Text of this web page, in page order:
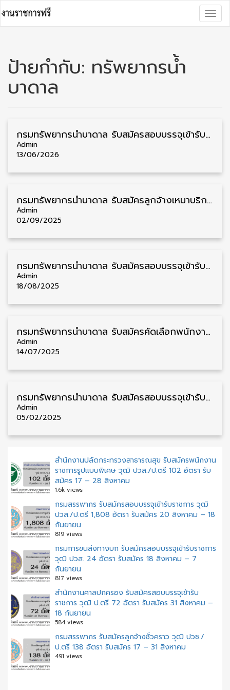
to
content
ป้ายกำกับ: ทรัพยากรน้ำ
บาดาล
กรมทรัพยากรน้ำบาดาล รับสมัครสอบบรรจุเข้ารับราชการ วุฒิ ปวส./ป.ตรี 12 อัตรา รับสมัคร 17 มิถุนายน – 7 กรกฎาคม
Admin
13/06/2026
กรมทรัพยากรน้ำบาดาล รับสมัครลูกจ้างเหมาบริการ วุฒิ ม.6/ปวท./ปวส./ป.ตรี 6 อัตรา รับสมัครตั้งแต่บัดนี้ – 8 กันยายน
Admin
02/09/2025
กรมทรัพยากรน้ำบาดาล รับสมัครสอบบรรจุเข้ารับราชการ วุฒิ ปวส./ป.ตรี 7 อัตรา รับสมัคร 23 สิงหาคม – 13 กันยายน
Admin
18/08/2025
กรมทรัพยากรน้ำบาดาล รับสมัครคัดเลือกพนักงานราชการ วุฒิ ม.6/ปวช./ปวส./ป.ตรี หลายจังหวัด 29 อัตรา รับสมัคร 19 – 29 กรกฎาคม
Admin
14/07/2025
กรมทรัพยากรน้ำบาดาล รับสมัครสอบบรรจุเข้ารับราชการ วุฒิ ปวส./ป.ตรี หลายจังหวัด รับสมัคร 3 – 24 กุมภาพันธ์
Admin
05/02/2025
สำนักงานปลัดกระทรวงสาธารณสุข รับสมัครพนักงาน
ราชการรูปแบบพิเศษ วุฒิ ปวส./ป.ตรี 102 อัตรา รับ
สมัคร 17 – 28 สิงหาคม
1.6k views
กรมสรรพากร รับสมัครสอบบรรจุเข้ารับราชการ วุฒิ
ปวส./ป.ตรี 1,808 อัตรา รับสมัคร 20 สิงหาคม – 18
กันยายน
819 views
กรมการขนส่งทางบก รับสมัครสอบบรรจุเข้ารับราชการ
วุฒิ ปวส. 24 อัตรา รับสมัคร 18 สิงหาคม – 7
กันยายน
817 views
สํานักงานศาลปกครอง รับสมัครสอบบรรจุเข้ารับ
ราชการ วุฒิ ป.ตรี 72 อัตรา รับสมัคร 31 สิงหาคม –
18 กันยายน
584 views
กรมสรรพากร รับสมัครลูกจ้างชั่วคราว วุฒิ ปวช./
ป.ตรี 138 อัตรา รับสมัคร 17 – 31 สิงหาคม
491 views